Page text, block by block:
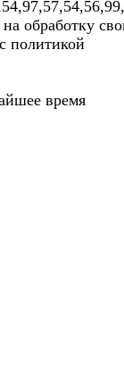
обработку
политикой
время